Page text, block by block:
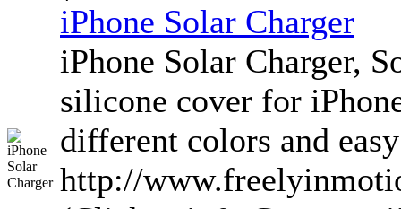
iPhone Solar Charger
iPhone Solar Charger,
silicone cover for
different colors and
http://